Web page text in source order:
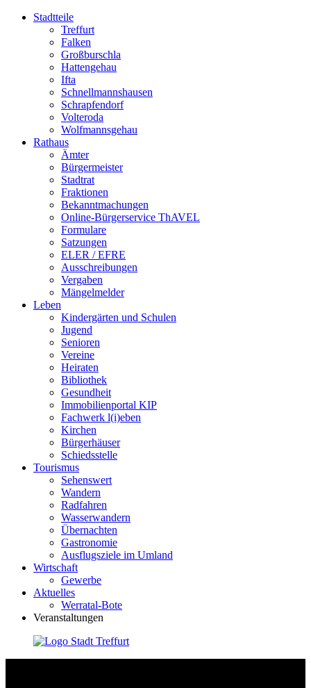
Stadtteile
Treffurt
Falken
Großburschla
Hattengehau
Ifta
Schnellmannshausen
Schrapfendorf
Volteroda
Wolfmannsgehau
Rathaus
Ämter
Bürgermeister
Stadtrat
Fraktionen
Bekanntmachungen
Online-Bürgerservice ThAVEL
Formulare
Satzungen
ELER / EFRE
Ausschreibungen
Vergaben
Mängelmelder
Leben
Kindergärten und Schulen
Jugend
Senioren
Vereine
Heiraten
Bibliothek
Gesundheit
Immobilienportal KIP
Fachwerk l(i)eben
Kirchen
Bürgerhäuser
Schiedsstelle
Tourismus
Sehenswert
Wandern
Radfahren
Wasserwandern
Übernachten
Gastronomie
Ausflugsziele im Umland
Wirtschaft
Gewerbe
Aktuelles
Werratal-Bote
Veranstaltungen